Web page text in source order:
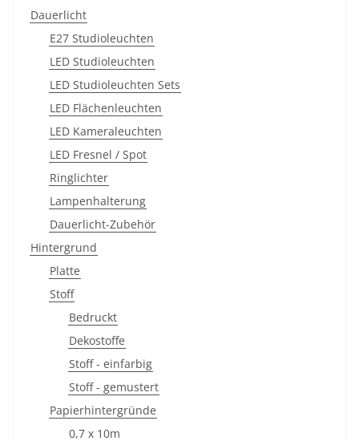
Dauerlicht
E27 Studioleuchten
LED Studioleuchten
LED Studioleuchten Sets
LED Flächenleuchten
LED Kameraleuchten
LED Fresnel / Spot
Ringlichter
Lampenhalterung
Dauerlicht-Zubehör
Hintergrund
Platte
Stoff
Bedruckt
Dekostoffe
Stoff - einfarbig
Stoff - gemustert
Papierhintergründe
0,7 x 10m